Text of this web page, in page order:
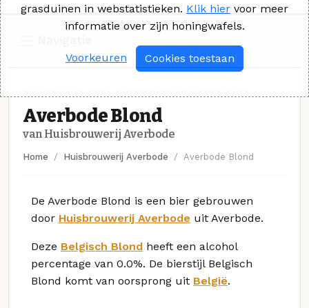
Averbode Blond
van Huisbrouwerij Averbode
Home Huisbrouwerij Averbode Averbode Blond
De Averbode Blond is een bier gebrouwen
door Huisbrouwerij Averbode uit Averbode.
Deze Belgisch Blond heeft een alcohol
percentage van 0.0%. De bierstijl Belgisch
Blond komt van oorsprong uit België.
grasduinen in webstatistieken. Klik hier voor meer
informatie over zijn honingwafels.
Voorkeuren Cookies toestaan